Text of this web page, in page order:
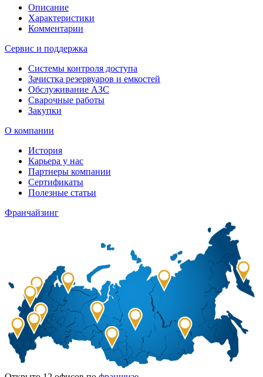
Описание
Характеристики
Комментарии
Сервис и поддержка
Системы контроля доступа
Зачистка резервуаров и емкостей
Обслуживание АЗС
Сварочные работы
Закупки
О компании
История
Карьера у нас
Партнеры компании
Сертификаты
Полезные статьи
Франчайзинг